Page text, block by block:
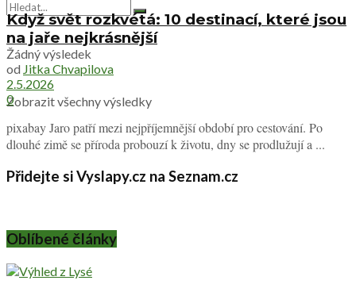
Žádný výsledek
Zobrazit všechny výsledky
Když svět rozkvétá: 10 destinací, které jsou
na jaře nejkrásnější
od Jitka Chvapilova
2.5.2026
0
pixabay Jaro patří mezi nejpříjemnější období pro cestování. Po
dlouhé zimě se příroda probouzí k životu, dny se prodlužují a ...
Přidejte si Vyslapy.cz na Seznam.cz
Oblíbené články